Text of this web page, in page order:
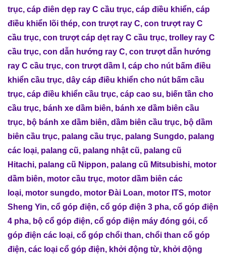
trục, cáp điên dẹp ray C cầu trục, cáp điều khiển, cáp
điều khiển lõi thép, con trượt ray C, con trượt ray C
cầu trục, con trượt cáp dẹt ray C cầu trục, trolley ray C
cầu trục, con dẫn hướng ray C, con trượt dẫn hướng
ray C cầu trục, con trượt dầm I , cáp cho nút bấm điều
khiển cầu trục, dây cáp điều khiển cho nút bấm cầu
trục, cáp điều khiển cầu trục, cáp cao su, biến tần cho
cầu trục, bánh xe dầm biên, bánh xe dầm biên cầu
trục, bộ bánh xe dầm biên, dầm biên cầu trục, bộ dầm
biên cầu trục, palang cầu trục, palang Sungdo, palang
các loại, palang cũ, palang nhật cũ, palang cũ
Hitachi, palang cũ Nippon, palang cũ Mitsubishi, motor
dầm biên, motor cầu trục, motor dầm biên các
loại, motor sungdo, motor Đài Loan, motor ITS, motor
Sheng Yin, cổ góp điện, cổ góp điện 3 pha, cổ góp điện
4 pha, bộ cổ góp điện, cổ góp điện máy đóng gói, cổ
góp điện các loại, cổ góp chổi than, chổi than cổ góp
điện, các loại cổ góp điện, khởi động từ, khởi động